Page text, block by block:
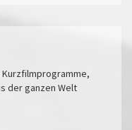
der ganzen Welt